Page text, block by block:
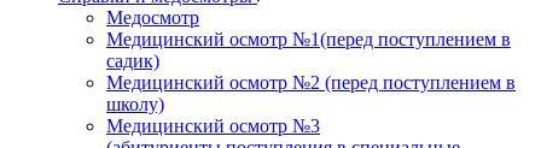
Медосмотр
Медицинский осмотр №1(перед поступлением в
садик)
Медицинский осмотр №2 (перед поступлением в
школу)
Медицинский осмотр №3